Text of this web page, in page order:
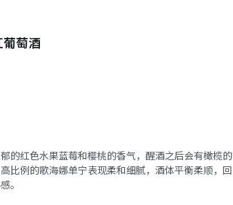
萄酒
的红色水果蓝莓和樱桃的香气，醒酒之后会有橄榄的
比例的歌海娜单宁表现柔和细腻，酒体平衡柔顺，回
。